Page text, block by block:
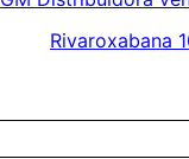
Rivaroxabana